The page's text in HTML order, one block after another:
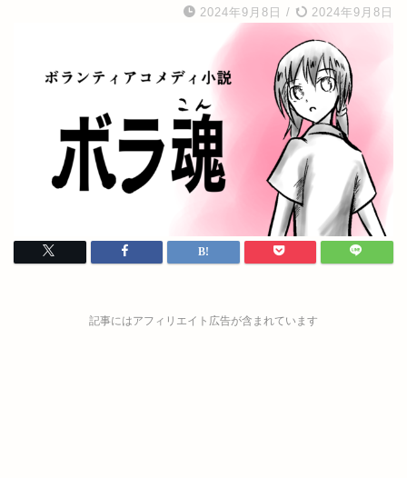
2024年9月8日 / 2024年9月8日
記事にはアフィリエイト広告が含まれています